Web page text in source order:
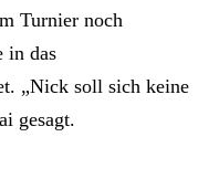
Turnier noch
in das
„Nick soll sich keine
gesagt.